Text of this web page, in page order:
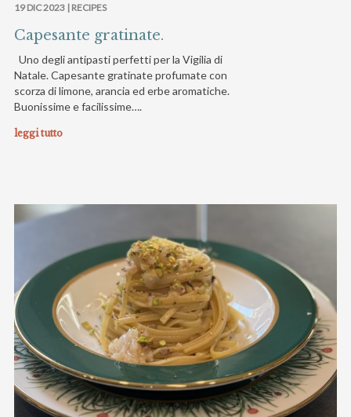
19 DIC 2023 | RECIPES
Capesante gratinate.
Uno degli antipasti perfetti per la Vigilia di
Natale. Capesante gratinate profumate con
scorza di limone, arancia ed erbe aromatiche.
Buonissime e facilissime….
leggi tutto